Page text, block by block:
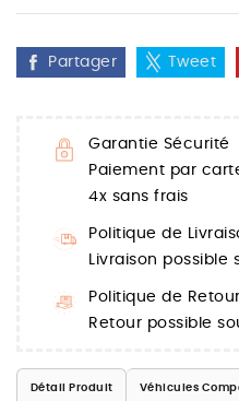
Partager Tweet
Garantie Sécurité
Paiement par
4x sans frais
Politique de
Livraison possible
Politique de
Retour possible
Détail Produit Véhicules